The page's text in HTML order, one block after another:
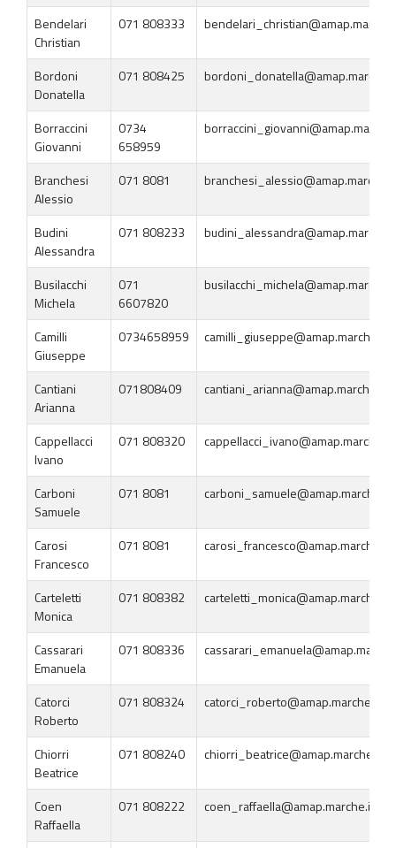
Bendelari
Christian
071 808333
Bordoni
Donatella
071 808425 bordoni_donatella@amap.marche.it
Borraccini
Giovanni
0734
658959
Branchesi
Alessio
071 8081 branchesi_alessio@amap.marche.it
Budini
Alessandra
071 808233 budini_alessandra@amap.marche.it
Busilacchi
Michela
071
6607820
busilacchi_michela@amap.marche.it
Camilli
Giuseppe
0734658959 camilli_giuseppe@amap.marche.it
Cantiani
Arianna
071808409 cantiani_arianna@amap.marche.it
Cappellacci
Ivano
071 808320 cappellacci_ivano@amap.marche.it
Carboni
Samuele
071 8081 carboni_samuele@amap.marche.it
Carosi
Francesco
071 8081 carosi_francesco@amap.marche.it
Carteletti
Monica
071 808382 carteletti_monica@amap.marche.it
Cassarari
Emanuela
071 808336
Catorci
Roberto
071 808324 catorci_roberto@amap.marche.it
Chiorri
Beatrice
071 808240 chiorri_beatrice@amap.marche.it
Coen
Raffaella
071 808222 coen_raffaella@amap.marche.it